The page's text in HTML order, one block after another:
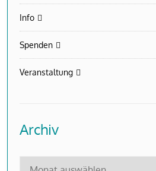
Info
Spenden
Veranstaltung
Archiv